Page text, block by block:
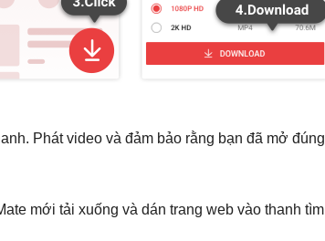
Phát video và đảm bảo rằng bạn đã mở đúng
mới tải xuống và dán trang web vào thanh tìm